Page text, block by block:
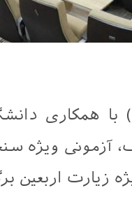
با همکاری
آزمونی ویژه
زیارت اربعین